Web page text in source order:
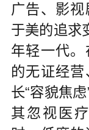
广告、影
于美的追求
年轻一代
的无证经
长“容貌焦
其忽视医